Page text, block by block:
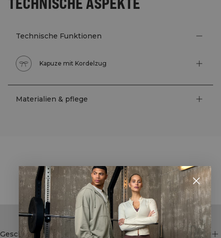
Technische Funktionen
Kapuze mit Kordelzug
Materialien & pflege
STYLE WITH
Geschäft